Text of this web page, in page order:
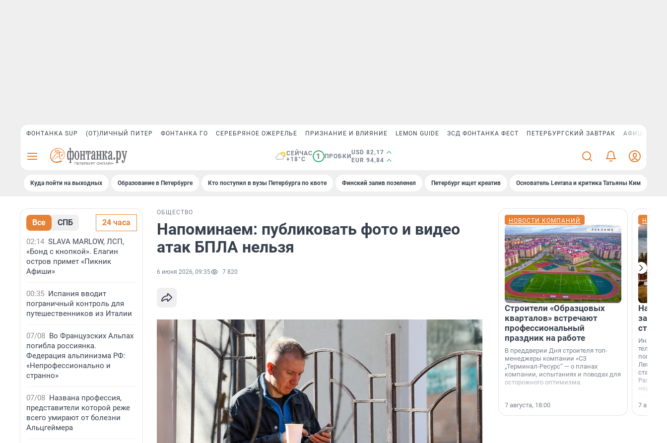
ФОНТАНКА SUP (ОТ)ЛИЧНЫЙ ПИТЕР ФОНТАНКА ГО СЕРЕБРЯНОЕ ОЖЕРЕЛЬЕ ПРИЗНАНИЕ И ВЛИЯНИЕ LEMON GUIDE ЗСД ФОНТАНКА ФЕСТ ПЕТЕРБУРГСКИЙ ЗАВТРАК АФИША PLUS
СЕЙЧАС
+18°C
1 ПРОБКИ
USD 82,17
EUR 94,84
Куда пойти на выходных Образование в Петербурге Кто поступил в вузы Петербурга по квоте Финский залив позеленел Петербург ищет креатив Основатель Levrana и критика Татьяны Ким
Все СПБ 24 часа
02:14 SLAVA MARLOW, ЛСП,
«Бонд с кнопкой». Елагин
остров примет «Пикник
Афиши»
00:35 Испания вводит
пограничный контроль для
путешественников из Италии
07/08 Во Французских Альпах
погибла россиянка.
Федерация альпинизма РФ:
«Непрофессионально и
странно»
07/08 Названа профессия,
представители которой реже
всего умирают от болезни
Альцгеймера
ОБЩЕСТВО
Напоминаем: публиковать фото и видео
атак БПЛА нельзя
6 июня 2026, 09:35 7 820
НОВОСТИ КОМПАНИЙ
Строители «Образцовых
кварталов» встречают
профессиональный
праздник на работе
В преддверии Дня строителя топ-
менеджеры компании «СЗ
„Терминал-Ресурс“ — о планах
компании, испытаниях и поводах для
осторожного оптимизма.
7 августа, 18:00
На
станции
7